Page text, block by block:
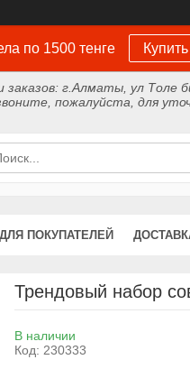
по 1500 тенге
заказов: г.Алматы, ул Толе
пожалуйста, для
ПОКУПАТЕЛЕЙ
Трендовый набор
В наличии
Код: 230333